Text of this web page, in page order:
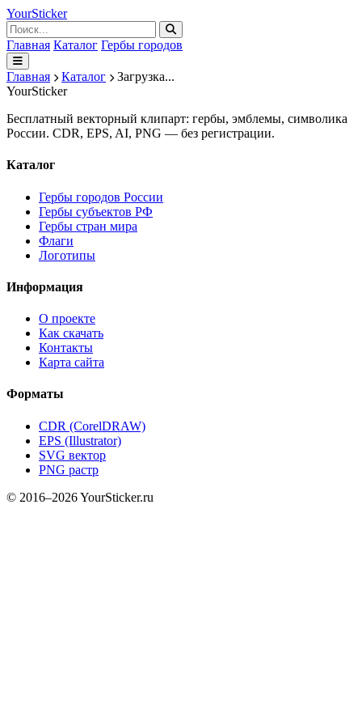
YourSticker
Главная Каталог Гербы городов
Главная Каталог
Загрузка...
YourSticker
Бесплатный векторный клипарт: гербы, эмблемы, символика
России. CDR, EPS, AI, PNG — без регистрации.
Каталог
Гербы городов России
Гербы субъектов РФ
Гербы стран мира
Флаги
Логотипы
Информация
О проекте
Как скачать
Контакты
Карта сайта
Форматы
CDR (CorelDRAW)
EPS (Illustrator)
SVG вектор
PNG растр
© 2016–2026 YourSticker.ru